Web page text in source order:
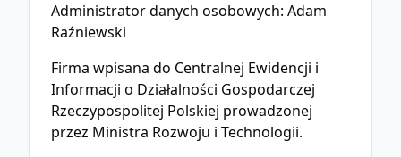
Administrator danych osobowych: Adam
Raźniewski
Firma wpisana do Centralnej Ewidencji i
Informacji o Działalności Gospodarczej
Rzeczypospolitej Polskiej prowadzonej
przez Ministra Rozwoju i Technologii.